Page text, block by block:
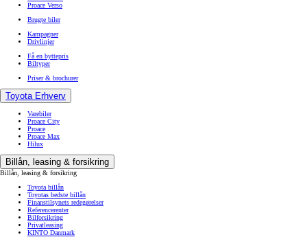
Proace Verso
Brugte biler
Kampagner
Drivlinjer
Få en byttepris
Biltyper
Priser & brochurer
Toyota Erhverv
Varebiler
Proace City
Proace
Proace Max
Hilux
Billån, leasing & forsikring
Billån, leasing & forsikring
Toyota billån
Toyotas bedste billån
Finanstilsynets redegørelser
Referencerenter
Bilforsikring
Privatleasing
KINTO Danmark